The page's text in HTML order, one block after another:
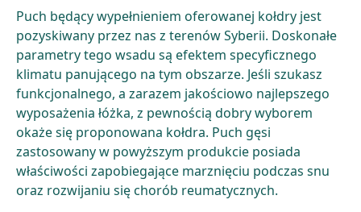
Puch będący wypełnieniem oferowanej kołdry jest
pozyskiwany przez nas z terenów Syberii. Doskonałe
parametry tego wsadu są efektem specyficznego
klimatu panującego na tym obszarze. Jeśli szukasz
funkcjonalnego, a zarazem jakościowo najlepszego
wyposażenia łóżka, z pewnością dobry wyborem
okaże się proponowana kołdra. Puch gęsi
zastosowany w powyższym produkcie posiada
właściwości zapobiegające marznięciu podczas snu
oraz rozwijaniu się chorób reumatycznych.